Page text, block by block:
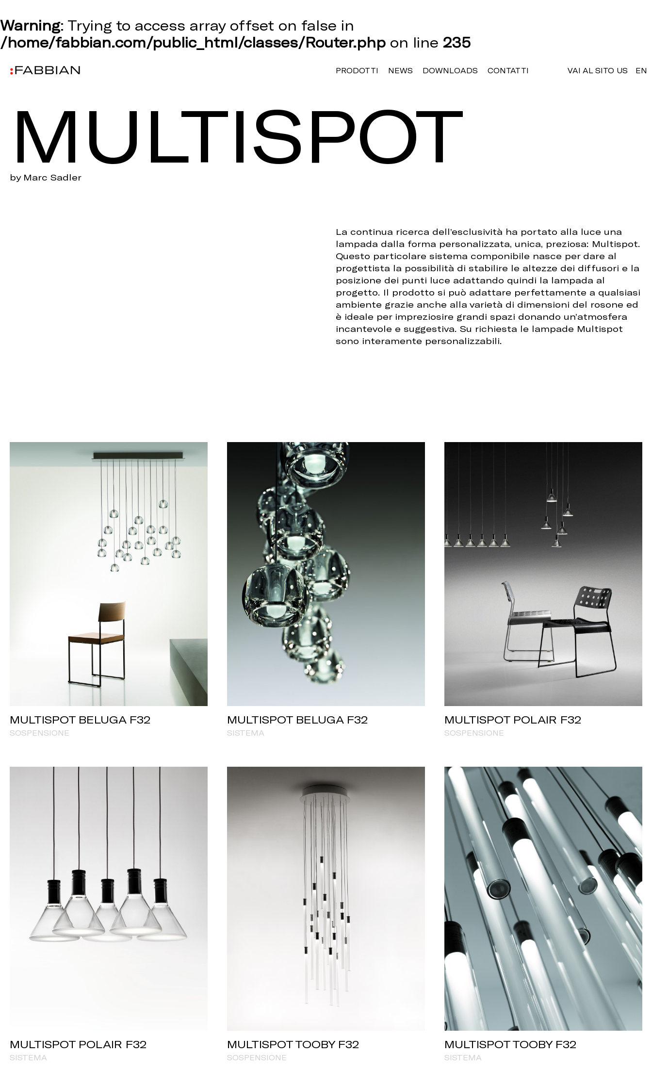
Warning: Trying to access array offset on false in
/home/fabbian.com/public_html/classes/Router.php on line 235
PRODOTTI NEWS DOWNLOADS CONTATTI VAI AL SITO US EN
MULTISPOT
by Marc Sadler
La continua ricerca dell’esclusività ha portato alla luce una
lampada dalla forma personalizzata, unica, preziosa: Multispot.
Questo particolare sistema componibile nasce per dare al
progettista la possibilità di stabilire le altezze dei diffusori e la
posizione dei punti luce adattando quindi la lampada al
progetto. Il prodotto si può adattare perfettamente a qualsiasi
ambiente grazie anche alla varietà di dimensioni del rosone ed
è ideale per impreziosire grandi spazi donando un’atmosfera
incantevole e suggestiva. Su richiesta le lampade Multispot
sono interamente personalizzabili.
MULTISPOT BELUGA F32
SOSPENSIONE
MULTISPOT BELUGA F32
SISTEMA
MULTISPOT POLAIR F32
SOSPENSIONE
MULTISPOT POLAIR F32
SISTEMA
MULTISPOT TOOBY F32
SOSPENSIONE
MULTISPOT TOOBY F32
SISTEMA